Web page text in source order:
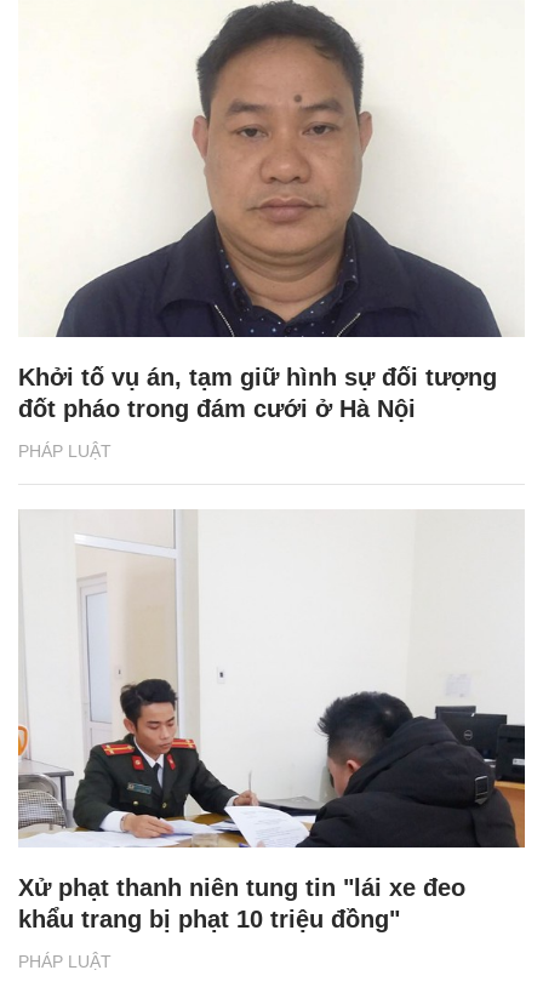
PHÁP LUẬT
Khởi tố vụ án, tạm giữ hình sự đối tượng
đốt pháo trong đám cưới ở Hà Nội
PHÁP LUẬT
Xử phạt thanh niên tung tin "lái xe đeo
khẩu trang bị phạt 10 triệu đồng"